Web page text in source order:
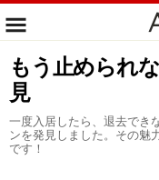
もう止められ
見
一度入居したら、退去でき
ンを発見しました。その魅
です！